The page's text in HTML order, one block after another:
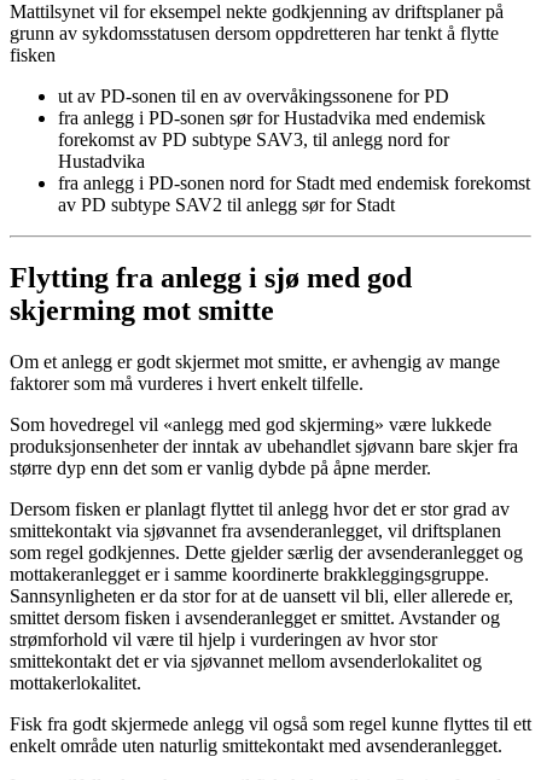
Mattilsynet vil for eksempel nekte godkjenning av driftsplaner på
grunn av sykdomsstatusen dersom oppdretteren har tenkt å flytte
fisken
ut av PD-sonen til en av overvåkingssonene for PD
fra anlegg i PD-sonen sør for Hustadvika med endemisk
forekomst av PD subtype SAV3, til anlegg nord for
Hustadvika
fra anlegg i PD-sonen nord for Stadt med endemisk forekomst
av PD subtype SAV2 til anlegg sør for Stadt
Flytting fra anlegg i sjø med god
skjerming mot smitte
Om et anlegg er godt skjermet mot smitte, er avhengig av mange
faktorer som må vurderes i hvert enkelt tilfelle.
Som hovedregel vil «anlegg med god skjerming» være lukkede
produksjonsenheter der inntak av ubehandlet sjøvann bare skjer fra
større dyp enn det som er vanlig dybde på åpne merder.
Dersom fisken er planlagt flyttet til anlegg hvor det er stor grad av
smittekontakt via sjøvannet fra avsenderanlegget, vil driftsplanen
som regel godkjennes. Dette gjelder særlig der avsenderanlegget og
mottakeranlegget er i samme koordinerte brakkleggingsgruppe.
Sannsynligheten er da stor for at de uansett vil bli, eller allerede er,
smittet dersom fisken i avsenderanlegget er smittet. Avstander og
strømforhold vil være til hjelp i vurderingen av hvor stor
smittekontakt det er via sjøvannet mellom avsenderlokalitet og
mottakerlokalitet.
Fisk fra godt skjermede anlegg vil også som regel kunne flyttes til ett
enkelt område uten naturlig smittekontakt med avsenderanlegget.